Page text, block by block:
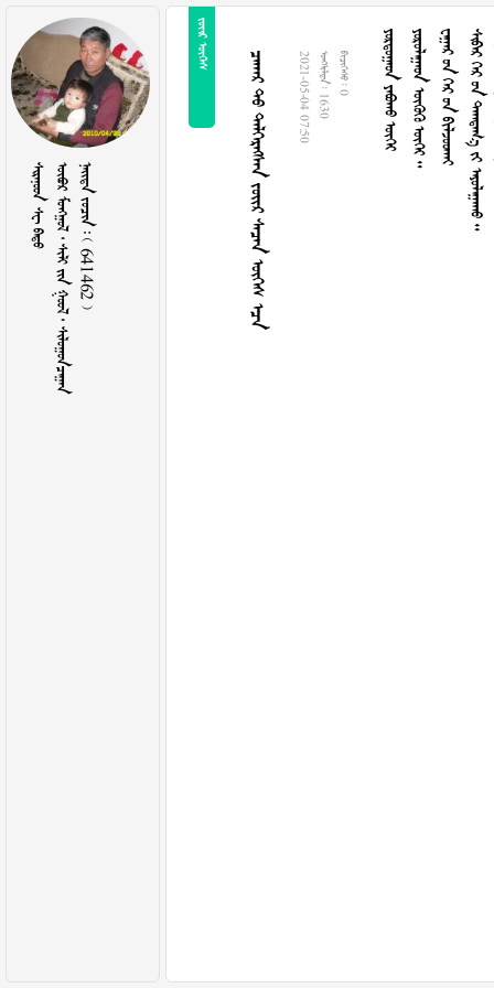
             641462 
 
       2021-05-04 07:50  1630  0                